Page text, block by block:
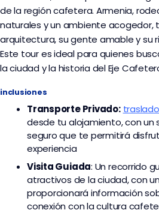
de la región cafetera. Armenia,
naturales y un ambiente acogedor,
arquitectura, su gente amable y su
Este tour es ideal para quienes
la ciudad y la historia del Eje
inclusiones
TransportePrivado:
desde tu alojamiento, con un
seguro que te permitirá
experiencia
Visita Guiada: Un recorrido
atractivos de la ciudad, con
proporcionará información
conexión con la cultura